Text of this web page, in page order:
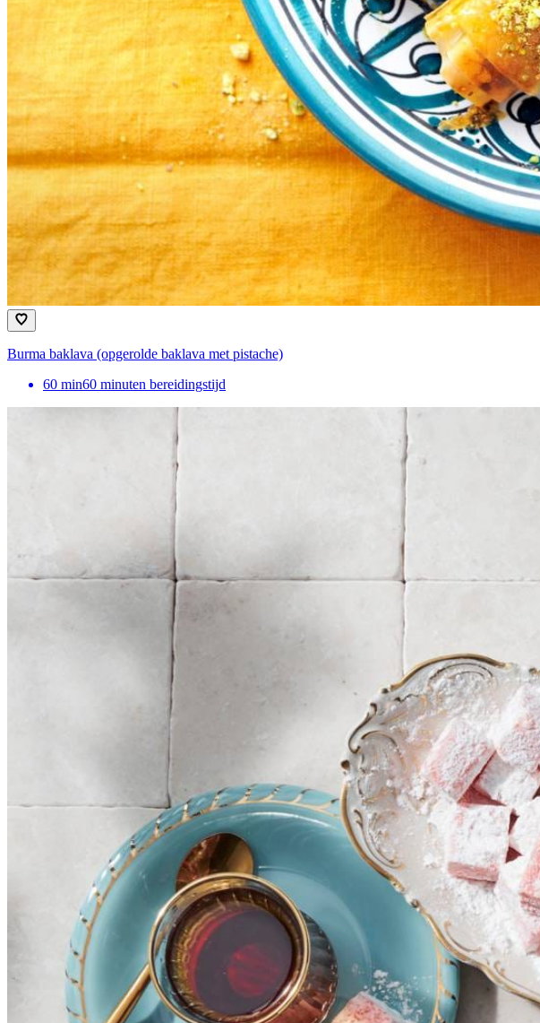
Burma baklava (opgerolde baklava met pistache)
60 min60 minuten bereidingstijd